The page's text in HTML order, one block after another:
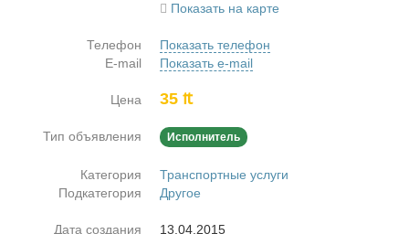
Показать на карте
Телефон
Показать телефон
E-mail
Показать e-mail
Цена 35 ₶
Тип объявления Исполнитель
Категория
Транспортные услуги
Подкатегория
Другое
Дата создания
13.04.2015